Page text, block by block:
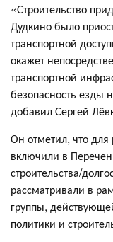
«Строительство
Дудкино было
транспортной
окажет
транспортной
безопасность езды
добавил Сергей
Он отметил, что для
включили в
строительства/
рассматривали в
группы,
политики и